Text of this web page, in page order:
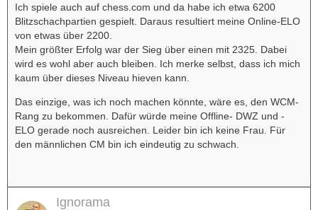
Ich spiele auch auf chess.com und da habe ich etwa 6200
Blitzschachpartien gespielt. Daraus resultiert meine Online-ELO
von etwas über 2200.
Mein größter Erfolg war der Sieg über einen mit 2325. Dabei
wird es wohl aber auch bleiben. Ich merke selbst, dass ich mich
kaum über dieses Niveau hieven kann.
Das einzige, was ich noch machen könnte, wäre es, den WCM-
Rang zu bekommen. Dafür würde meine Offline- DWZ und -
ELO gerade noch ausreichen. Leider bin ich keine Frau. Für
den männlichen CM bin ich eindeutig zu schwach.
Ignorama